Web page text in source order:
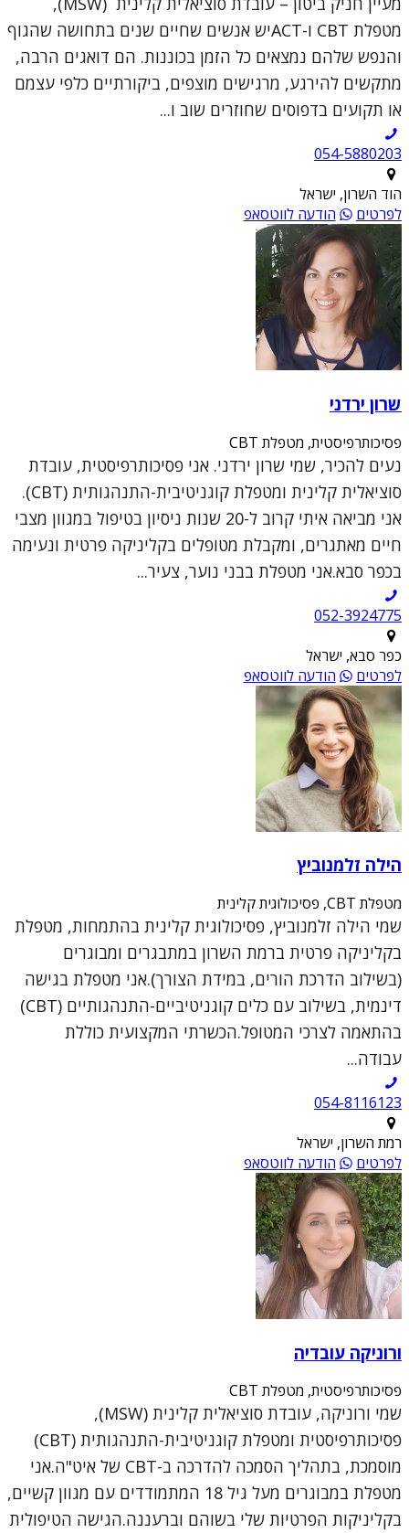
מטפלת CBT ו-ACTיש אנשים שחיים שנים בתחושה שהגוף
והנפש שלהם נמצאים כל הזמן בכוננות. הם דואגים הרבה,
מתקשים להירגע, מרגישים מוצפים, ביקורתיים כלפי עצמם
או תקועים בדפוסים שחוזרים שוב ו...
054-5880203
הוד השרון, ישראל
לפרטים
הודעה לווטסאפ
שרון ירדני
פסיכותרפיסטית, מטפלת CBT
נעים להכיר, שמי שרון ירדני. אני פסיכותרפיסטית, עובדת
סוציאלית קלינית ומטפלת קוגניטיבית-התנהגותית (CBT).
אני מביאה איתי קרוב ל-20 שנות ניסיון בטיפול במגוון מצבי
חיים מאתגרים, ומקבלת מטופלים בקליניקה פרטית ונעימה
בכפר סבא.אני מטפלת בבני נוער, צעיר...
052-3924775
כפר סבא, ישראל
לפרטים
הודעה לווטסאפ
הילה זלמנוביץ
מטפלת CBT, פסיכולוגית קלינית
שמי הילה זלמנוביץ, פסיכולוגית קלינית בהתמחות, מטפלת
בקליניקה פרטית ברמת השרון במתבגרים ומבוגרים
(בשילוב הדרכת הורים, במידת הצורך).אני מטפלת בגישה
דינמית, בשילוב עם כלים קוגניטיביים-התנהגותיים (CBT)
בהתאמה לצרכי המטופל.הכשרתי המקצועית כוללת
עבודה...
054-8116123
רמת השרון, ישראל
לפרטים
הודעה לווטסאפ
ורוניקה עובדיה
פסיכותרפיסטית, מטפלת CBT
שמי ורוניקה, עובדת סוציאלית קלינית (MSW),
פסיכותרפיסטית ומטפלת קוגניטיבית-התנהגותית (CBT)
מוסמכת, בתהליך הסמכה להדרכה ב-CBT של איט"ה.אני
מטפלת במבוגרים מעל גיל 18 המתמודדים עם מגוון קשיים,
בקליניקות הפרטיות שלי בשוהם וברעננה.הגישה הטיפולית